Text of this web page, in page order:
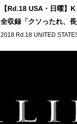
【Rd.18 USA・日曜】
全収録「クソったれ、
2018 Rd.18 UNITED